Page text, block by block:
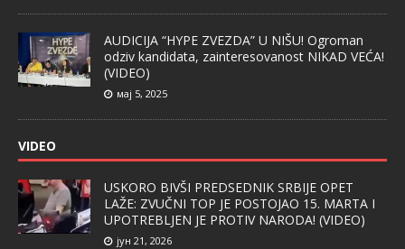
AUDICIJA “HYPE ZVEZDA” U NIŠU! Ogroman
odziv kandidata, zainteresovanost NIKAD VEĆA!
(VIDEO)
мај 5, 2025
VIDEO
USKORO BIVŠI PREDSEDNIK SRBIJE OPET
LAŽE: ZVUČNI TOP JE POSTOJAO 15. MARTA I
UPOTREBLJEN JE PROTIV NARODA! (VIDEO)
јун 21, 2026